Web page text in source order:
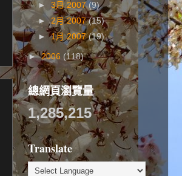
► 3月 2007(9)
►2月 2007(15)
►1月 2007(19)
►2006 (118)
總網頁瀏覽量
1,285,215
Translate